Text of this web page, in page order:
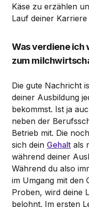
Käse zu erzählen
Lauf deiner
Was verdiene ich
zum
Die gute Nachricht
deiner Ausbildung
bekommst. Ist ja
neben der
Betrieb mit. Die
sich dein Gehalt als
während deiner
Während du also
im Umgang mit den
Proben, wird deine
belohnt. Im ersten